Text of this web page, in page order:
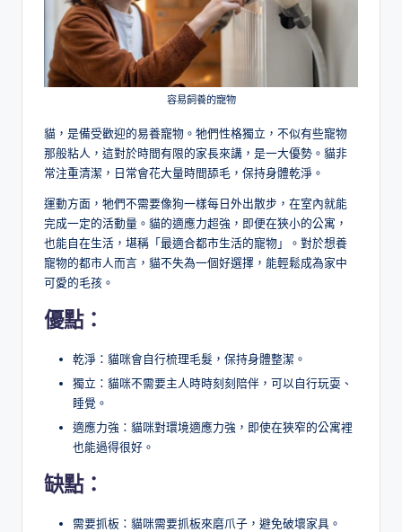
容易飼養的寵物
貓，是備受歡迎的易養寵物。牠們性格獨立，不似有些寵物
那般粘人，這對於時間有限的家長來講，是一大優勢。貓非
常注重清潔，日常會花大量時間舔毛，保持身體乾淨。
運動方面，牠們不需要像狗一樣每日外出散步，在室內就能
完成一定的活動量。貓的適應力超強，即便在狹小的公寓，
也能自在生活，堪稱「最適合都市生活的寵物」。對於想養
寵物的都市人而言，貓不失為一個好選擇，能輕鬆成為家中
可愛的毛孩。
優點：
乾淨：貓咪會自行梳理毛髮，保持身體整潔。
獨立：貓咪不需要主人時時刻刻陪伴，可以自行玩耍、
睡覺。
適應力強：貓咪對環境適應力強，即使在狹窄的公寓裡
也能過得很好。
缺點：
需要抓板：貓咪需要抓板來磨爪子，避免破壞家具。